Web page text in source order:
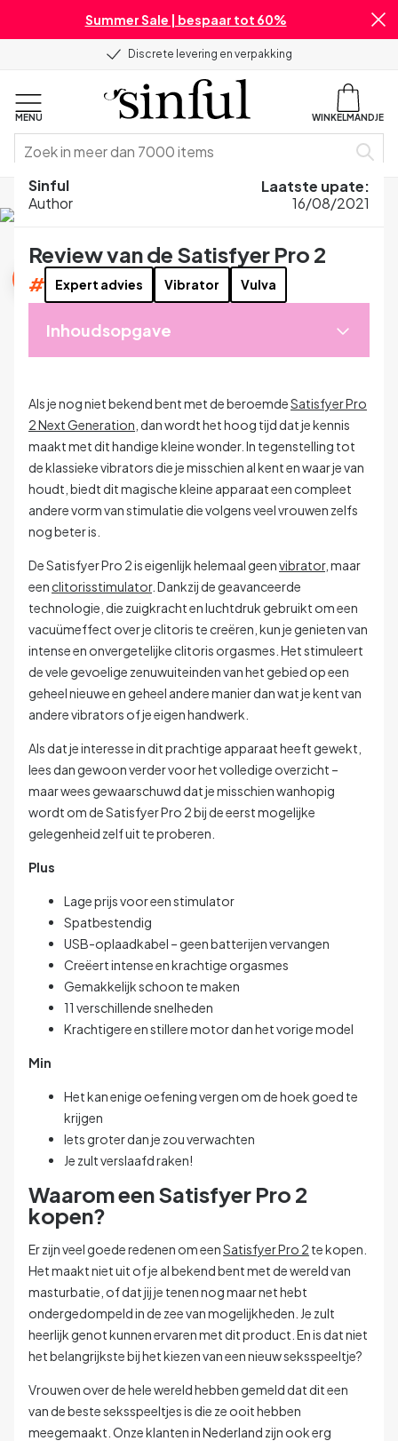
Summer Sale | bespaar tot 60%
Discrete levering en verpakking
MENU WINKELMANDJE
Home Blog Review van de Satisfyer Pro 2
Reviews
Sinful
Author
Laatste upate:
16/08/2021
Review van de Satisfyer Pro 2
# Expert advies Vibrator Vulva
Inhoudsopgave
Als je nog niet bekend bent met de beroemdeSatisfyer Pro
2 Next Generation , dan wordt het hoog tijd dat je kennis
maakt met dit handige kleine wonder. In tegenstelling tot
de klassieke vibrators die je misschien al kent en waar je van
houdt, biedt dit magische kleine apparaat een compleet
andere vorm van stimulatie die volgens veel vrouwen zelfs
nog beter is.
De Satisfyer Pro 2 is eigenlijk helemaal geenvibrator, maar
een clitorisstimulator. Dankzij de geavanceerde
technologie, die zuigkracht en luchtdruk gebruikt om een
vacuümeffect over je clitoris te creëren, kun je genieten van
intense en onvergetelijke clitoris orgasmes. Het stimuleert
de vele gevoelige zenuwuiteinden van het gebied op een
geheel nieuwe en geheel andere manier dan wat je kent van
andere vibrators of je eigen handwerk.
Als dat je interesse in dit prachtige apparaat heeft gewekt,
lees dan gewoon verder voor het volledige overzicht –
maar wees gewaarschuwd dat je misschien wanhopig
wordt om de Satisfyer Pro 2 bij de eerst mogelijke
gelegenheid zelf uit te proberen.
Plus
Lage prijs voor een stimulator
Spatbestendig
USB-oplaadkabel – geen batterijen vervangen
Creëert intense en krachtige orgasmes
Gemakkelijk schoon te maken
11 verschillende snelheden
Krachtigere en stillere motor dan het vorige model
Min
Het kan enige oefening vergen om de hoek goed te
krijgen
Iets groter dan je zou verwachten
Je zult verslaafd raken!
Waarom een Satisfyer Pro 2
kopen?
Er zijn veel goede redenen om eenSatisfyer Pro 2 te kopen.
Het maakt niet uit of je al bekend bent met de wereld van
masturbatie, of dat jij je tenen nog maar net hebt
ondergedompeld in de zee van mogelijkheden. Je zult
heerlijk genot kunnen ervaren met dit product. En is dat niet
het belangrijkste bij het kiezen van een nieuw seksspeeltje?
Vrouwen over de hele wereld hebben gemeld dat dit een
van de beste seksspeeltjes is die ze ooit hebben
meegemaakt. Onze klanten in Nederland zijn ook erg